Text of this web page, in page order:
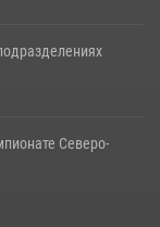
Северо-